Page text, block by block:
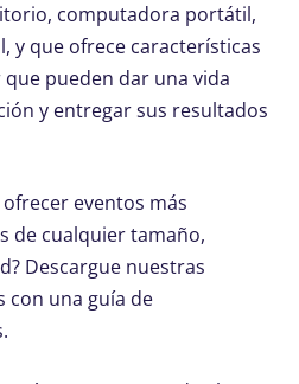
computadora portátil,
y que ofrece características
pueden dar una vida
y entregar sus resultados
eventos más
de cualquier tamaño,
Descargue nuestras
con una guía de